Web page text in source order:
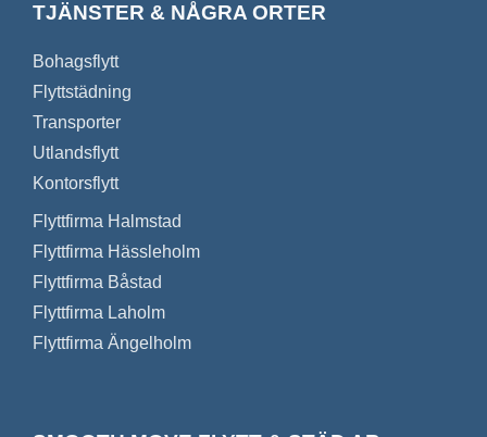
TJÄNSTER & NÅGRA ORTER
Bohagsflytt
Flyttstädning
Transporter
Utlandsflytt
Kontorsflytt
Flyttfirma Halmstad
Flyttfirma Hässleholm
Flyttfirma Båstad
Flyttfirma Laholm
Flyttfirma Ängelholm